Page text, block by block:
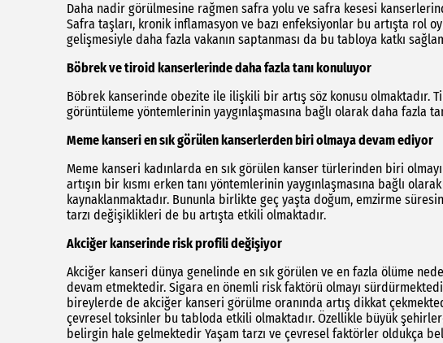
Daha nadir görülmesine rağmen safra yolu ve safra kesesi
Safra taşları, kronik inflamasyon ve bazı enfeksiyonlar bu artışta rol
gelişmesiyle daha fazla vakanın saptanması da bu tabloya katkı
Böbrek ve tiroid kanserlerinde daha fazla tanı konuluyor
Böbrek kanserinde obezite ile ilişkili bir artış söz konusu olmaktadır.
görüntüleme yöntemlerinin yaygınlaşmasına bağlı olarak daha fazla
Meme kanseri en sık görülen kanserlerden biri olmaya devam ediyor
Meme kanseri kadınlarda en sık görülen kanser türlerinden biri
artışın bir kısmı erken tanı yöntemlerinin yaygınlaşmasına bağlı
kaynaklanmaktadır. Bununla birlikte geç yaşta doğum, emzirme
tarzı değişiklikleri de bu artışta etkili olmaktadır.
Akciğer kanserinde risk profili değişiyor
Akciğer kanseri dünya genelinde en sık görülen ve en fazla ölüme
devam etmektedir. Sigara en önemli risk faktörü olmayı
bireylerde de akciğer kanseri görülme oranında artış dikkat
çevresel toksinler bu tabloda etkili olmaktadır. Özellikle büyük
belirgin hale gelmektedir Yaşam tarzı ve çevresel faktörler oldukça